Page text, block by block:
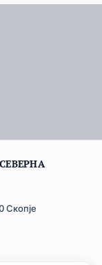
Скопје